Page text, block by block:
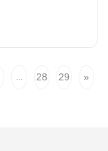
... 28 29 »